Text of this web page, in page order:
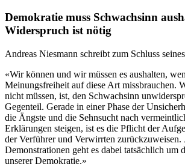
Demokratie muss Schwachsinn
Widerspruch ist nötig
Andreas Niesmann schreibt zum Schluss
«Wir können und wir müssen es aushalten,
Meinungsfreiheit auf diese Art missbrauchen.
nicht müssen, ist, den Schwachsinn
Gegenteil. Gerade in einer Phase der
die Ängste und die Sehnsucht nach
Erklärungen steigen, ist es die Pflicht der
der Verführer und Verwirrten zurückzuweisen.
Demonstrationen geht es dabei tatsächlich um
unserer Demokratie.»